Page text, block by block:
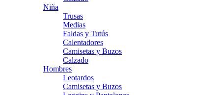
Niña
Trusas
Medias
Faldas y Tutús
Calentadores
Camisetas y Buzos
Calzado
Hombres
Leotardos
Camisetas y Buzos